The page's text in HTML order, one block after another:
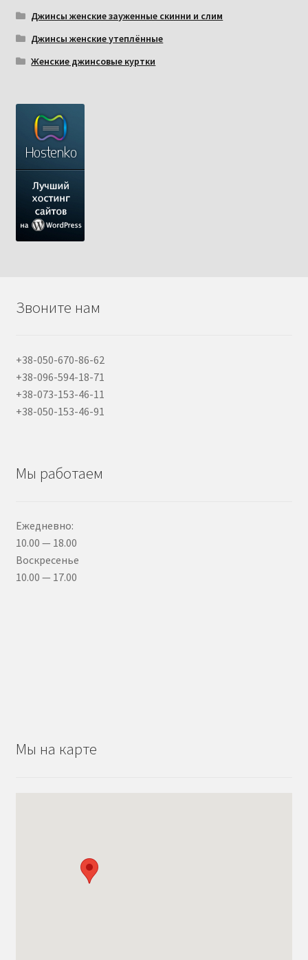
Джинсы женские зауженные скинни и слим
Джинсы женские утеплённые
Женские джинсовые куртки
Звоните нам
+38-050-670-86-62
+38-096-594-18-71
+38-073-153-46-11
+38-050-153-46-91
Мы работаем
Ежедневно:
10.00 — 18.00
Воскресенье
10.00 — 17.00
Мы на карте